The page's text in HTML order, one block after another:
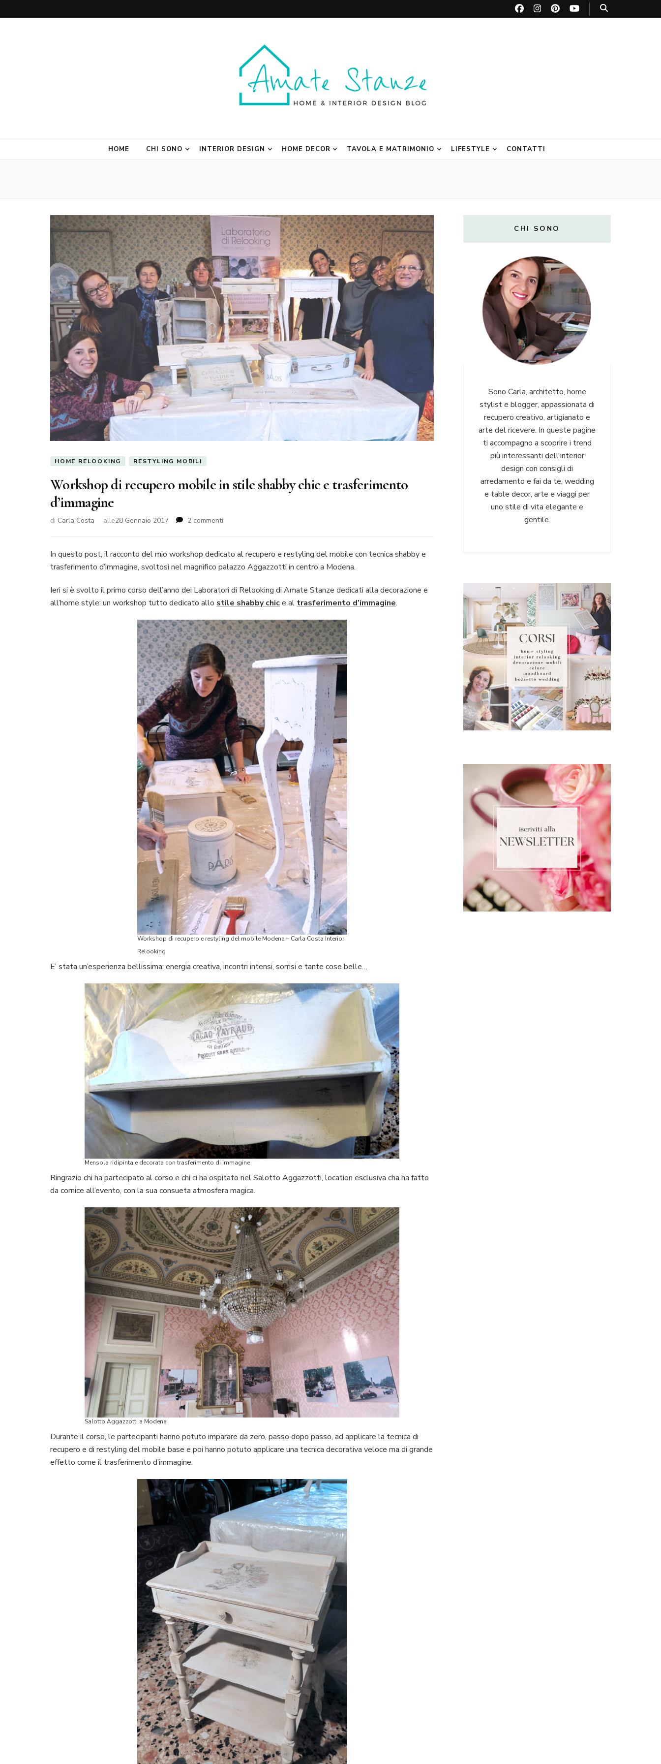
HOME CHI SONO INTERIOR DESIGN HOME DECOR TAVOLA E MATRIMONIO LIFESTYLE CONTATTI
HOME RELOOKING RESTYLING MOBILI
Workshop di recupero mobile in stile shabby chic e trasferimento
d’immagine
di Carla Costa alle28 Gennaio 2017 2 commenti
recupero
in
shabby
chic
trasferimento
d’immagine
In questo post, il racconto del mio workshop dedicato al recupero e restyling del mobile con tecnica shabby e
trasferimento d’immagine, svoltosi nel magnifico palazzo Aggazzotti in centro a Modena.
Ieri si è svolto il primo corso dell’anno dei Laboratori di Relooking di Amate Stanze dedicati alla decorazione e
all’home style: un workshop tutto dedicato allo stile shabby chice al trasferimento d’immagine.
Workshop di recupero e restyling del mobile Modena – Carla Costa Interior
Relooking
E’ stata un’esperienza bellissima: energia creativa, incontri intensi, sorrisi e tante cose belle…
Mensola ridipinta e decorata con trasferimento di immagine
Ringrazio chi ha partecipato al corso e chi ci ha ospitato nel Salotto Aggazzotti, location esclusiva cha ha fatto
da cornice all’evento, con la sua consueta atmosfera magica.
Salotto Aggazzotti a Modena
Durante il corso, le partecipanti hanno potuto imparare da zero, passo dopo passo, ad applicare la tecnica di
recupero e di restyling del mobile base e poi hanno potuto applicare una tecnica decorativa veloce ma di grande
effetto come il trasferimento d’immagine.
CHI SONO
Sono Carla, architetto, home
stylist e blogger, appassionata di
recupero creativo, artigianato e
arte del ricevere. In queste pagine
ti accompagno a scoprire i trend
più interessanti dell'interior
design con consigli di
arredamento e fai da te, wedding
e table decor, arte e viaggi per
uno stile di vita elegante e
gentile.